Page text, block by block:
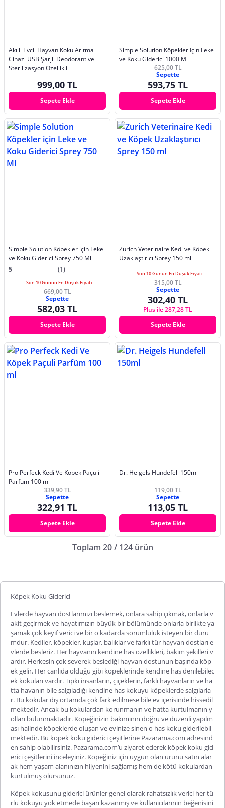
Akıllı Evcil Hayvan Koku Arıtma
Cihazı USB Şarjlı Deodorant ve
Sterilizasyon Özellikli
999,00 TL
Sepete Ekle
Simple Solution Köpekler İçin Leke
ve Koku Giderici 1000 Ml
625,00 TL
Sepette
593,75 TL
Sepete Ekle
Simple Solution Köpekler için Leke
ve Koku Giderici Sprey 750 Ml
5
(1)
Son 10 Günün En Düşük Fiyatı
669,00 TL
Sepette
582,03 TL
Sepete Ekle
Zurich Veterinaire Kedi ve Köpek
Uzaklaştırıcı Sprey 150 ml
Son 10 Günün En Düşük Fiyatı
315,00 TL
Sepette
302,40 TL
Plus ile 287,28 TL
Sepete Ekle
Pro Perfeck Kedi Ve Köpek Paçuli
Parfüm 100 ml
339,90 TL
Sepette
322,91 TL
Sepete Ekle
Dr. Heigels Hundefell 150ml
119,00 TL
Sepette
113,05 TL
Sepete Ekle
Toplam 20 / 124 ürün
Köpek Koku Giderici
Evlerde hayvan dostlarımızı beslemek, onlara sahip çıkmak, onlarla v
akit geçirmek ve hayatımızın büyük bir bölümünde onlarla birlikte ya
şamak çok keyif verici ve bir o kadarda sorumluluk isteyen bir duru
mdur. Kediler, köpekler, kuşlar, balıklar ve farklı tür hayvan dostları e
vlerde besleriz. Her hayvanın kendine has özellikleri, bakım şekilleri v
ardır. Herkesin çok severek beslediği hayvan dostunun başında köp
ek gelir. Her canlıda olduğu gibi köpeklerinde kendine has denilebilec
ek kokuları vardır. Tıpkı insanların, çiçeklerin, farklı hayvanların ve ha
tta havanın bile salgıladığı kendine has kokuyu köpeklerde salgılarla
r. Bu kokular dış ortamda çok fark edilmese bile ev içerisinde hissedil
mektedir. Ancak bu kokulardan korunmanın ve hatta kurtulmanın y
olları bulunmaktadır. Köpeğinizin bakımının doğru ve düzenli yapılm
ası halinde köpeklerde oluşan ve evinize sinen o has koku giderilebil
mektedir. Bu köpek koku giderici çeşitlerine Pazarama.com adresind
en sahip olabilirsiniz. Pazarama.com’u ziyaret ederek köpek koku gid
erici çeşitlerini inceleyiniz. Köpeğiniz için uygun olan ürünü satın alar
ak hem yaşam alanınızın hijyenini sağlamış hem de kötü kokulardan
kurtulmuş olursunuz.
Köpek kokusunu giderici ürünler genel olarak rahatsızlık verici her tü
rlü kokuyu yok etmede başarı kazanmış ve kullanıcılarının beğenisini